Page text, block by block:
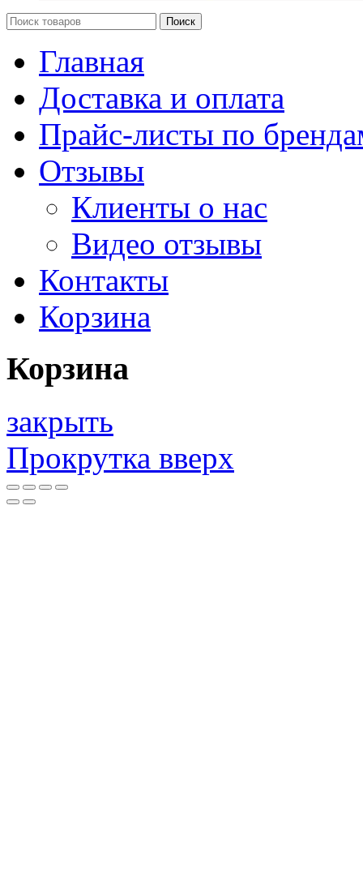
Поиск
Главная
Доставка и оплата
Прайс-листы по
Отзывы
Клиенты о нас
Видео отзывы
Контакты
Корзина
Корзина
закрыть
Прокрутка вверх